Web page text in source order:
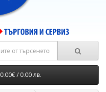
/ 0.00 лв.